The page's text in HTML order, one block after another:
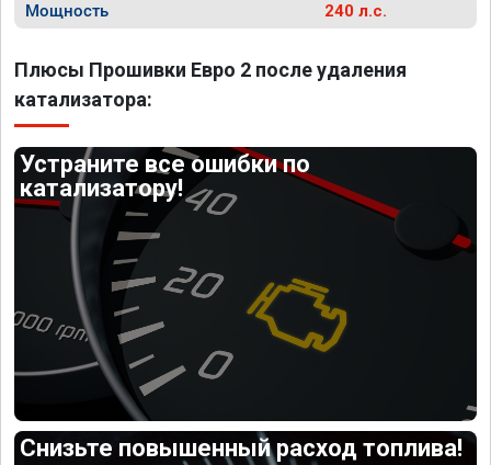
Мощность 240 л.с.
Плюсы Прошивки Евро 2 после удаления
катализатора:
Устраните все ошибки по
катализатору!
Снизьте повышенный расход топлива!